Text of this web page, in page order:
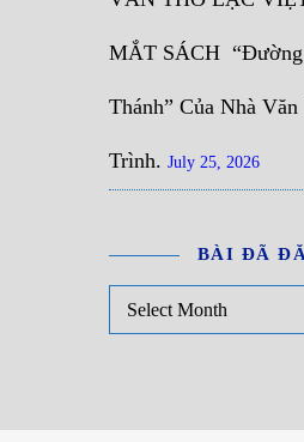
MẮT SÁCH
Thánh” Của Nhà Văn
Trình. July 25, 2026
BÀI ĐÃ